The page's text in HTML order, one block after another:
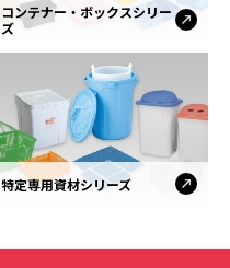
コンテナー・ボックスシリー
ズ
特定専用資材シリーズ